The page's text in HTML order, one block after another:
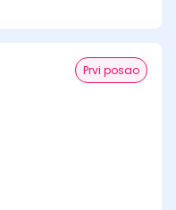
Prvi posao